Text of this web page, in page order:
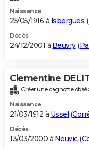
Naissance
25/05/1916 à Isbergues (
Décès
24/12/2001 à Beuvry(
Clementine
Créer une cagnotte
Naissance
21/03/1912 à Ussel (
Décès
13/03/2000 à Neuvic(